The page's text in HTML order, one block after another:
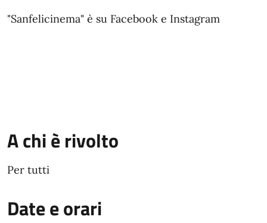
"Sanfelicinema" è su Facebook e Instagram
A chi è rivolto
Per tutti
Date e orari